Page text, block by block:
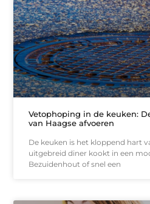
Vetophoping in de keuken:
van Haagse afvoeren
De keuken is het kloppend hart
uitgebreid diner kookt in een
Bezuidenhout of snel een